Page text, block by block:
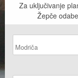
Za uključivanje
Žepče